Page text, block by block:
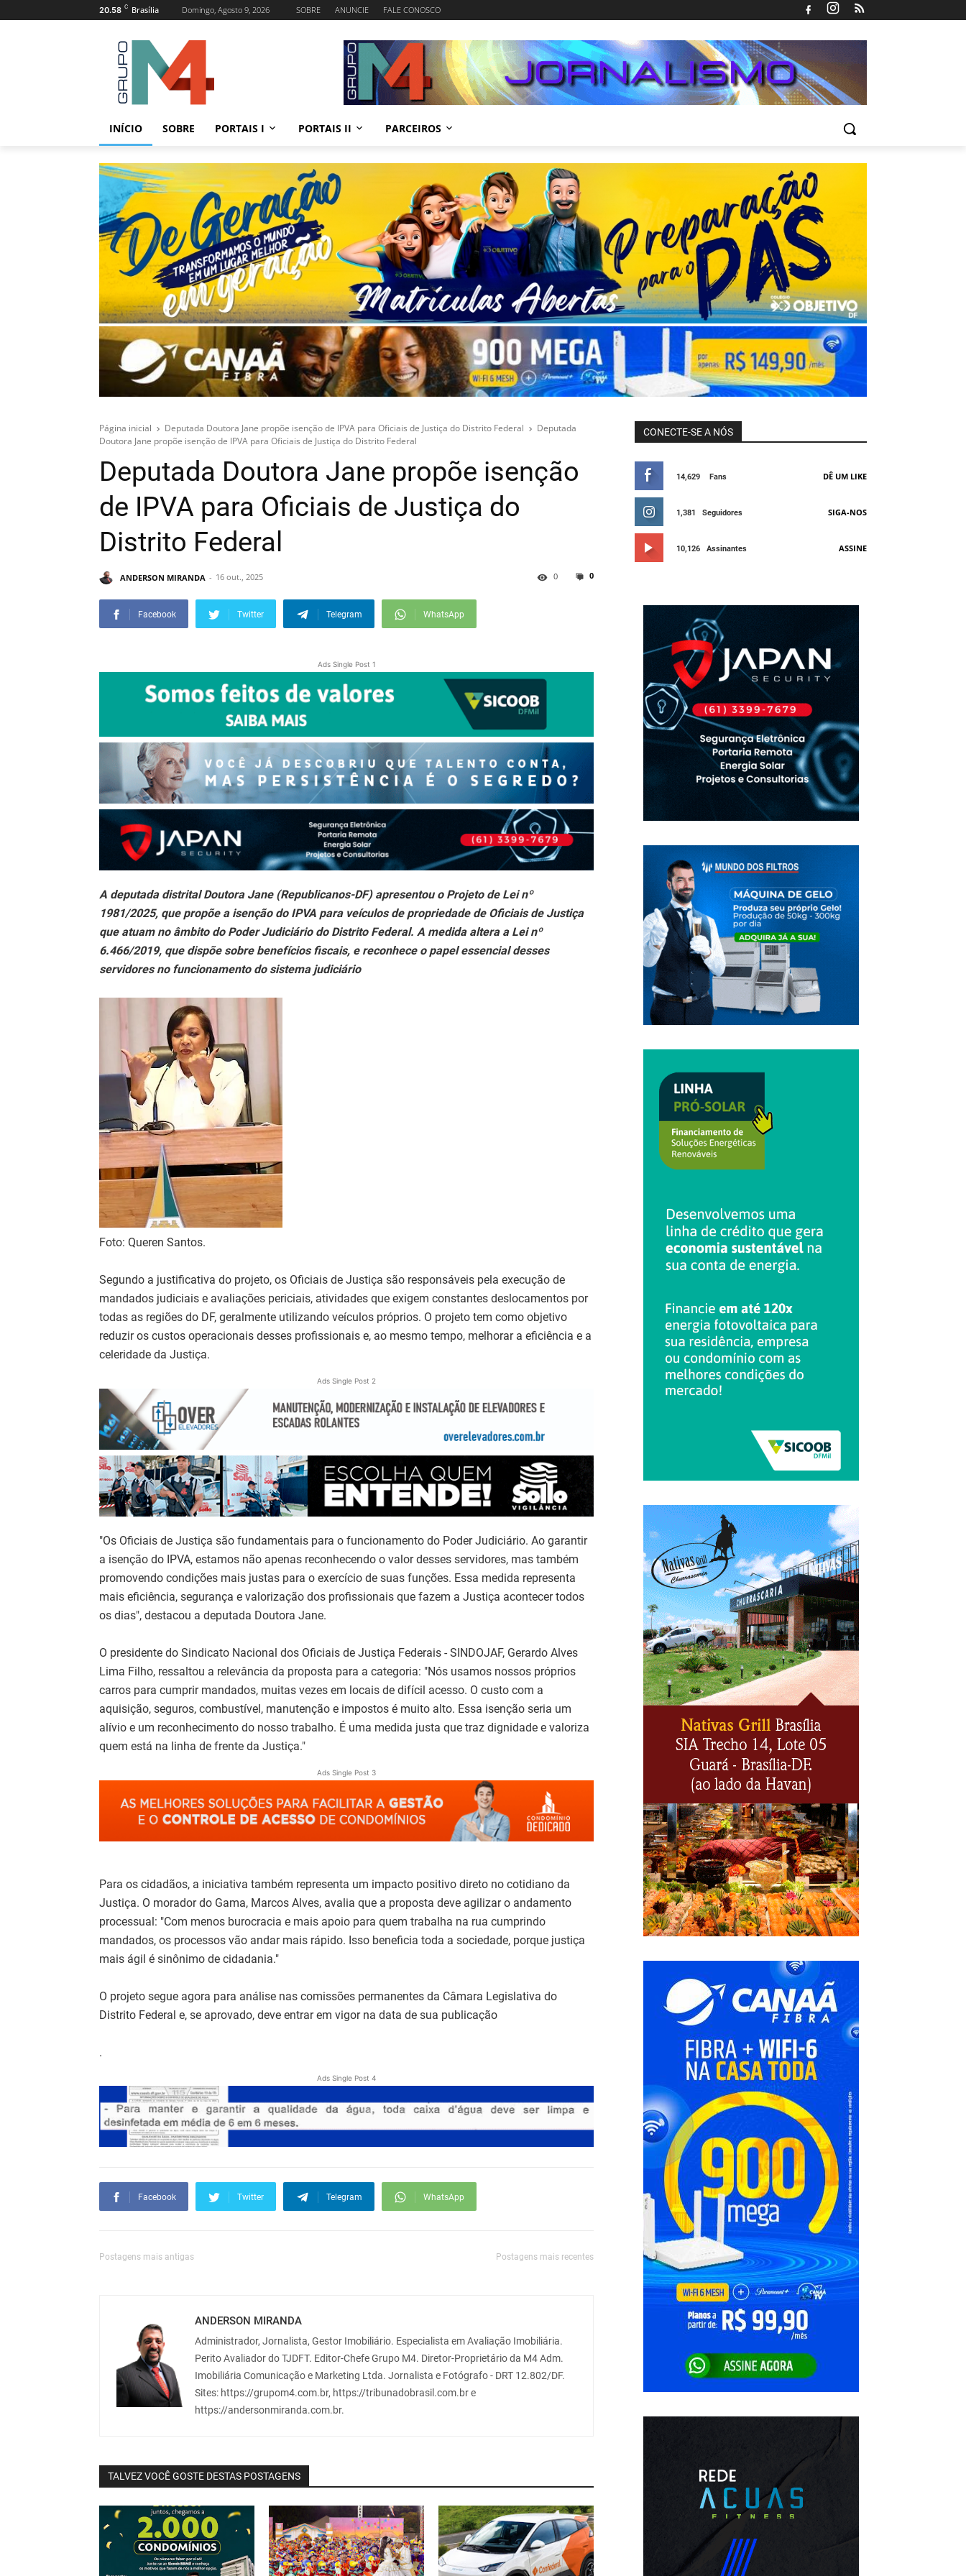
20.58 C Brasília Domingo, Agosto 9, 2026 SOBRE ANUNCIE FALE CONOSCO
INÍCIO SOBRE PORTAIS I PORTAIS II PARCEIROS
Página inicial Deputada Doutora Jane propõe isenção de IPVA para Oficiais de Justiça do Distrito Federal
Deputada
Doutora Jane propõe isenção de IPVA para Oficiais de Justiça do Distrito Federal
Deputada Doutora Jane propõe isenção
de IPVA para Oficiais de Justiça do
Distrito Federal
ANDERSON MIRANDA 16 out., 2025 0
0
Facebook Twitter Telegram WhatsApp
Ads Single Post 1
A deputada distrital Doutora Jane (Republicanos-DF) apresentou o Projeto de Lei nº
1981/2025, que propõe a isenção do IPVA para veículos de propriedade de Oficiais de Justiça
que atuam no âmbito do Poder Judiciário do Distrito Federal. A medida altera a Lei nº
6.466/2019, que dispõe sobre benefícios fiscais, e reconhece o papel essencial desses
servidores no funcionamento do sistema judiciário
Foto: Queren Santos.
Segundo a justificativa do projeto, os Oficiais de Justiça são responsáveis pela execução de
mandados judiciais e avaliações periciais, atividades que exigem constantes deslocamentos por
todas as regiões do DF, geralmente utilizando veículos próprios. O projeto tem como objetivo
reduzir os custos operacionais desses profissionais e, ao mesmo tempo, melhorar a eficiência e a
celeridade da Justiça.
Ads Single Post 2
"Os Oficiais de Justiça são fundamentais para o funcionamento do Poder Judiciário. Ao garantir
a isenção do IPVA, estamos não apenas reconhecendo o valor desses servidores, mas também
promovendo condições mais justas para o exercício de suas funções. Essa medida representa
mais eficiência, segurança e valorização dos profissionais que fazem a Justiça acontecer todos
os dias", destacou a deputada Doutora Jane.
O presidente do Sindicato Nacional dos Oficiais de Justiça Federais - SINDOJAF, Gerardo Alves
Lima Filho, ressaltou a relevância da proposta para a categoria: "Nós usamos nossos próprios
carros para cumprir mandados, muitas vezes em locais de difícil acesso. O custo com a
aquisição, seguros, combustível, manutenção e impostos é muito alto. Essa isenção seria um
alívio e um reconhecimento do nosso trabalho. É uma medida justa que traz dignidade e valoriza
quem está na linha de frente da Justiça."
Ads Single Post 3
Para os cidadãos, a iniciativa também representa um impacto positivo direto no cotidiano da
Justiça. O morador do Gama, Marcos Alves, avalia que a proposta deve agilizar o andamento
processual: "Com menos burocracia e mais apoio para quem trabalha na rua cumprindo
mandados, os processos vão andar mais rápido. Isso beneficia toda a sociedade, porque justiça
mais ágil é sinônimo de cidadania."
O projeto segue agora para análise nas comissões permanentes da Câmara Legislativa do
Distrito Federal e, se aprovado, deve entrar em vigor na data de sua publicação
.
Ads Single Post 4
Facebook Twitter Telegram WhatsApp
Postagens mais antigas Postagens mais recentes
ANDERSON MIRANDA
Administrador, Jornalista, Gestor Imobiliário. Especialista em Avaliação Imobiliária.
Perito Avaliador do TJDFT. Editor-Chefe Grupo M4. Diretor-Proprietário da M4 Adm.
Imobiliária Comunicação e Marketing Ltda. Jornalista e Fotógrafo - DRT 12.802/DF.
Sites: https://grupom4.com.br, https://tribunadobrasil.com.br e
https://andersonmiranda.com.br.
TALVEZ VOCÊ GOSTE DESTAS POSTAGENS
CONECTE-SE A NÓS
14,629 Fans DÊ UM LIKE
1,381 Seguidores SIGA-NOS
10,126 Assinantes ASSINE